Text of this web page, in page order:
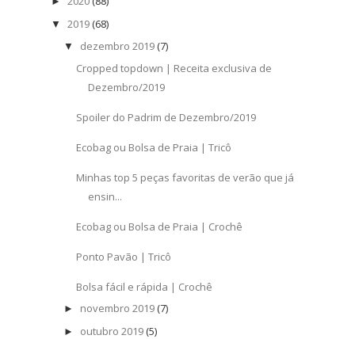
▼ 2019 (68)
▼ dezembro 2019 (7)
Cropped topdown | Receita exclusiva de
Dezembro/2019
Spoiler do Padrim de Dezembro/2019
Ecobag ou Bolsa de Praia | Tricô
Minhas top 5 peças favoritas de verão que já
ensin...
Ecobag ou Bolsa de Praia | Crochê
Ponto Pavão | Tricô
Bolsa fácil e rápida | Crochê
► novembro 2019 (7)
► outubro 2019 (5)